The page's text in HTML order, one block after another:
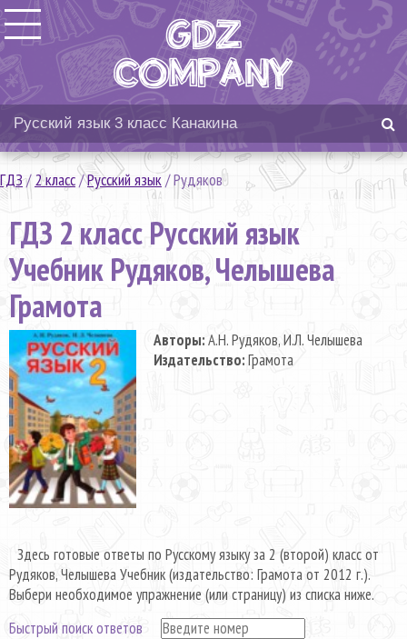
ГДЗ/2 класс/Русский язык/Рудяков
ГДЗ 2 класс Русский язык
Учебник Рудяков, Челышева
Грамота
Авторы:А.Н. Рудяков, И.Л. Челышева
Издательство:Грамота
Здесь готовые ответы по Русскому языку за 2 (второй) класс от
Рудяков, Челышева Учебник (издательство: Грамота от 2012 г.).
Выбери необходимое упражнение (или страницу) из списка ниже.
Быстрый поиск ответов